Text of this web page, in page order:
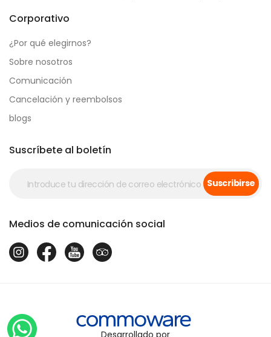
Corporativo
¿Por qué elegirnos?
Sobre nosotros
Comunicación
Cancelación y reembolsos
blogs
Suscríbete al boletín
Suscribirse
Medios de comunicación social